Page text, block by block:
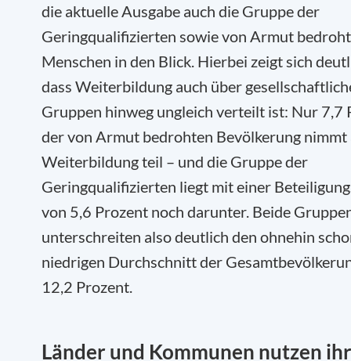
die aktuelle Ausgabe auch die Gruppe der
Geringqualifizierten sowie von Armut
Menschen in den Blick. Hierbei zeigt sich
dass Weiterbildung auch über
Gruppen hinweg ungleich verteilt ist: Nur 7,7
der von Armut bedrohten Bevölkerung nimmt
Weiterbildung teil – und die Gruppe der
Geringqualifizierten liegt mit einer
von 5,6 Prozent noch darunter. Beide
unterschreiten also deutlich den ohnehin
niedrigen Durchschnitt der
12,2 Prozent.
Länder und Kommunen nutzen